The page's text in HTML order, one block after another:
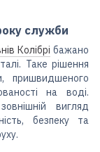
служби
Колібрі бажано
Таке рішення
пришвидшеного
на воді.
вигляд
безпеку та